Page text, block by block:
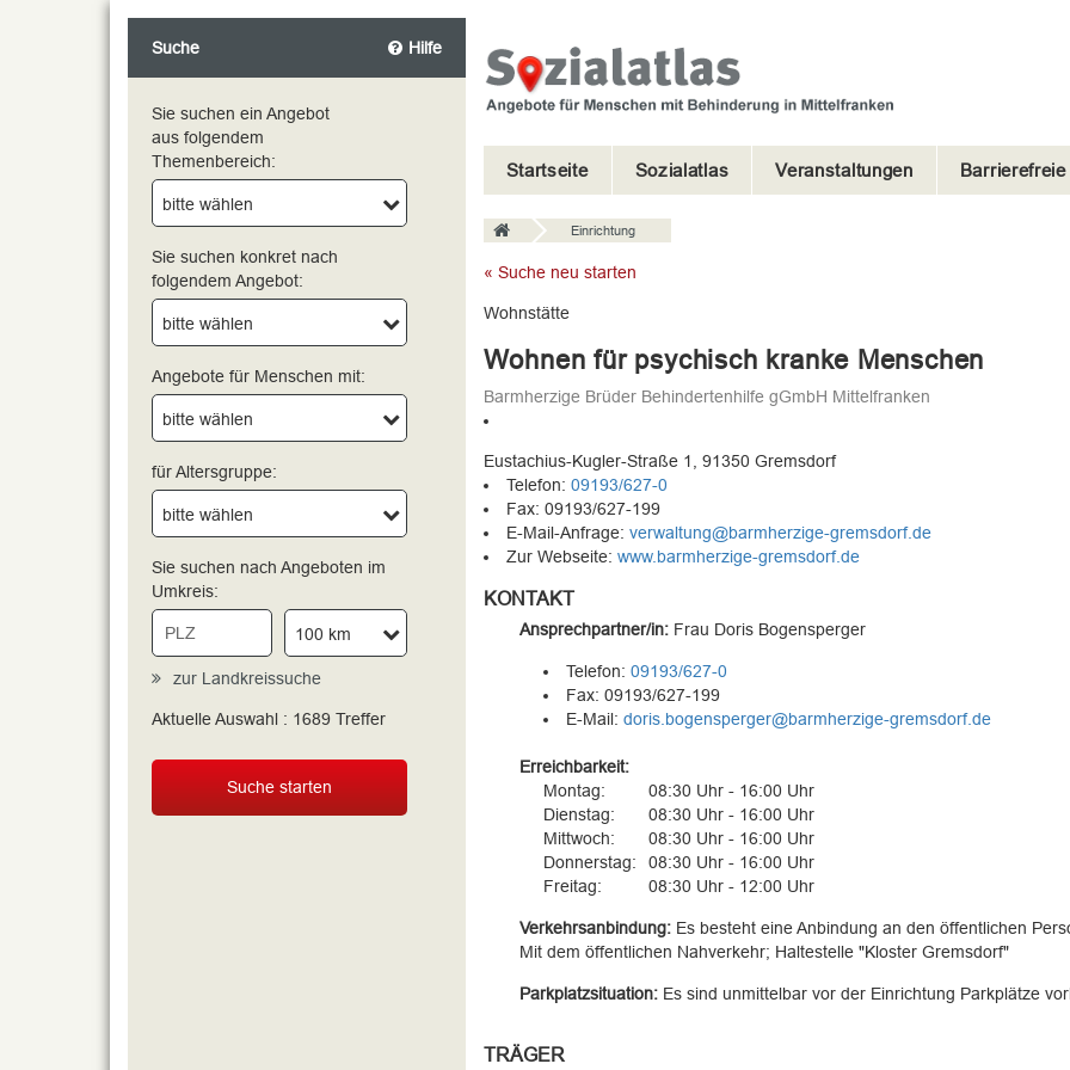
Suche Hilfe
Sie suchen ein Angebot
aus folgendem
Themenbereich:
bitte wählen
Sie suchen konkret nach
folgendem Angebot:
bitte wählen
Angebote für Menschen mit:
bitte wählen
für Altersgruppe:
bitte wählen
Sie suchen nach Angeboten im
Umkreis:
100 km
zur Landkreissuche
bitte wählen
Aktuelle Auswahl : 1689 Treffer
Suche starten
Startseite Sozialatlas Veranstaltungen
Einrichtung
« Suche neu starten
Wohnstätte
Wohnen für psychisch kranke Menschen
Barmherzige Brüder Behindertenhilfe gGmbH Mittelfranken
Eustachius-Kugler-Straße 1, 91350 Gremsdorf
Telefon: 09193/627-0
Fax: 09193/627-199
E-Mail-Anfrage: verwaltung@barmherzige-gremsdorf.de
Zur Webseite: www.barmherzige-gremsdorf.de
KONTAKT
Ansprechpartner/in:Frau Doris Bogensperger
Telefon: 09193/627-0
Fax: 09193/627-199
E-Mail: doris.bogensperger@barmherzige-gremsdorf.de
Erreichbarkeit:
Montag:
08:30 Uhr - 16:00 Uhr
Dienstag:
08:30 Uhr - 16:00 Uhr
Mittwoch:
08:30 Uhr - 16:00 Uhr
Donnerstag:
08:30 Uhr - 16:00 Uhr
Freitag:
08:30 Uhr - 12:00 Uhr
Verkehrsanbindung:Es besteht eine Anbindung an den öffentlichen
Mit dem öffentlichen Nahverkehr; Haltestelle "Kloster Gremsdorf"
Parkplatzsituation:Es sind unmittelbar vor der Einrichtung Parkplätze
TRÄGER